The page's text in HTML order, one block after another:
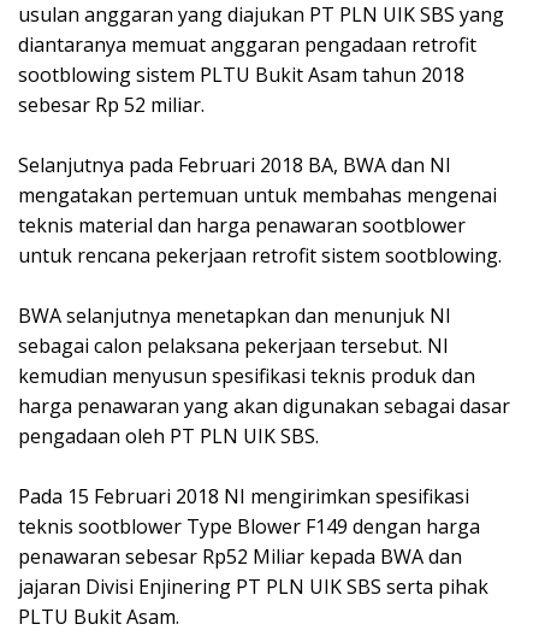
usulan anggaran yang diajukan PT PLN UIK SBS yang
diantaranya memuat anggaran pengadaan retrofit
sootblowing sistem PLTU Bukit Asam tahun 2018
sebesar Rp 52 miliar.
Selanjutnya pada Februari 2018 BA, BWA dan NI
mengatakan pertemuan untuk membahas mengenai
teknis material dan harga penawaran sootblower
untuk rencana pekerjaan retrofit sistem sootblowing.
BWA selanjutnya menetapkan dan menunjuk NI
sebagai calon pelaksana pekerjaan tersebut. NI
kemudian menyusun spesifikasi teknis produk dan
harga penawaran yang akan digunakan sebagai dasar
pengadaan oleh PT PLN UIK SBS.
Pada 15 Februari 2018 NI mengirimkan spesifikasi
teknis sootblower Type Blower F149 dengan harga
penawaran sebesar Rp52 Miliar kepada BWA dan
jajaran Divisi Enjinering PT PLN UIK SBS serta pihak
PLTU Bukit Asam.